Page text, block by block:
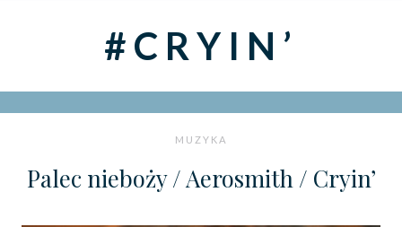
#CRYIN’
MUZYKA
Palec nieboży / Aerosmith / Cryin’